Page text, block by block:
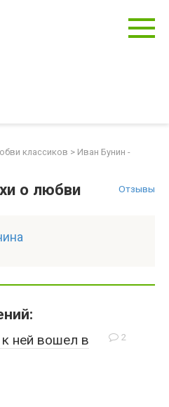
классиков > Иван Бунин -
Отзывы
о любви
2
ней вошел в